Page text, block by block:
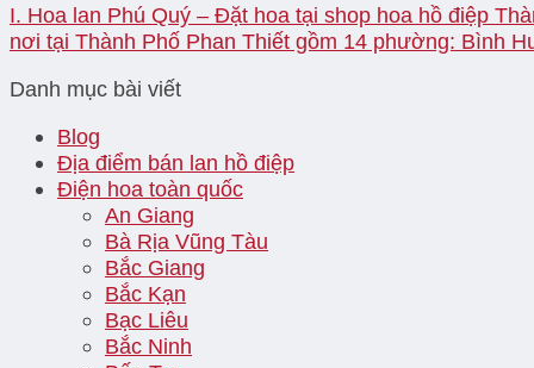
I. Hoa lan Phú Quý – Đặt hoa tại shop hoa hồ điệp
nơi tại Thành Phố Phan Thiết gồm 14 phường: Bình
Danh mục bài viết
Blog
Địa điểm bán lan hồ điệp
Điện hoa toàn quốc
An Giang
Bà Rịa Vũng Tàu
Bắc Giang
Bắc Kạn
Bạc Liêu
Bắc Ninh